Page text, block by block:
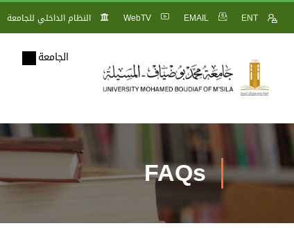
ENT
EMAIL
WebTV النظام الداخلي للجامعة
الجامعة
FAQs